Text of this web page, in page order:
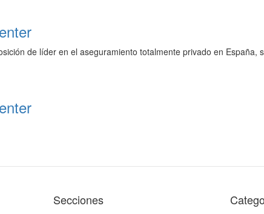
de líder en el aseguramiento totalmente privado en
Secciones